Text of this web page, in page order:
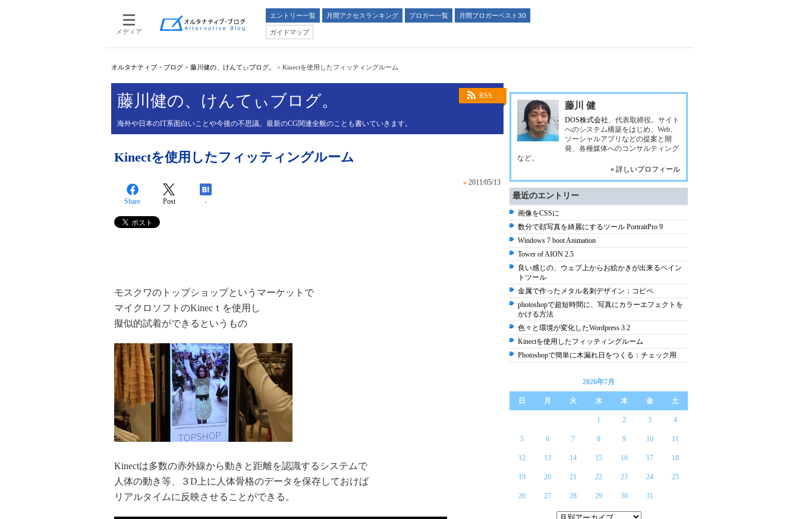
メディア
エントリー一覧 月間アクセスランキング ブロガー一覧
月間ブロガーベスト30
ガイドマップ
オルタナティブ・ブログ > 藤川健の、けんてぃブログ。 > Kinectを使用したフィッティングルーム
RSS
藤川健の、けんてぃブログ。
海外や日本のIT系面白いことや今後の不思議。最新のCG関連全般のことも書いていきます。
Kinectを使用したフィッティングルーム
» 2011/05/13
Share Post -
モスクワのトップショップというマーケットで
マイクロソフトのKinecｔを使用し
擬似的試着ができるというもの
Kinectは多数の赤外線から動きと距離を認識するシステムで
人体の動き等、３D上に人体骨格のデータを保存しておけば
リアルタイムに反映させることができる。
藤川 健
DOS株式会社、代表取締役。サイト
へのシステム構築をはじめ、Web、
ソーシャルアプリなどの提案と開
発、各種媒体へのコンサルティング
など。
» 詳しいプロフィール
最近のエントリー
画像をCSSに
数分で顔写真を綺麗にするツール PortraitPro 9
Windows 7 boot Animation
Tower of AION 2.5
良い感じの、ウェブ上からお絵かきが出来るペイン
トツール
金属で作ったメタル名刺デザイン：コピペ
photoshopで超短時間に、写真にカラーエフェクトを
かける方法
色々と環境が変化したWordpress 3.2
Kinectを使用したフィッティングルーム
Photoshopで簡単に木漏れ日をつくる：チェック用
2026年7月
日 月 火 水 木 金 土
1 2 3 4
5 6 7 8 9 10 11
12 13 14 15 16 17 18
19 20 21 22 23 24 25
26 27 28 29 30 31